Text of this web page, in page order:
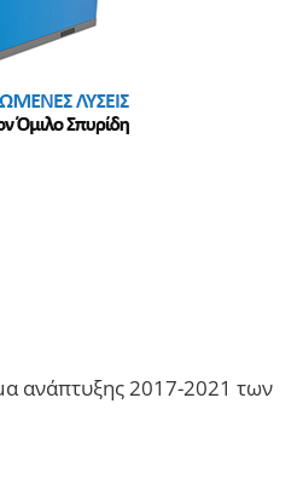
ανάπτυξης 2017-2021 των